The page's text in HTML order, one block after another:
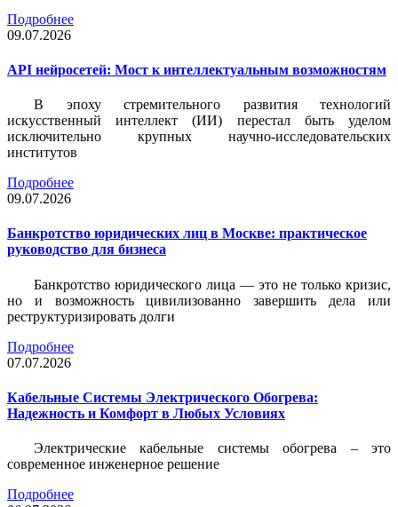
Подробнее
09.07.2026
API нейросетей: Мост к интеллектуальным возможностям
В эпоху стремительного развития технологий
искусственный интеллект (ИИ) перестал быть уделом
исключительно крупных научно-исследовательских
институтов
Подробнее
09.07.2026
Банкротство юридических лиц в Москве: практическое
руководство для бизнеса
Банкротство юридического лица — это не только кризис,
но и возможность цивилизованно завершить дела или
реструктуризировать долги
Подробнее
07.07.2026
Кабельные Системы Электрического Обогрева:
Надежность и Комфорт в Любых Условиях
Электрические кабельные системы обогрева – это
современное инженерное решение
Подробнее